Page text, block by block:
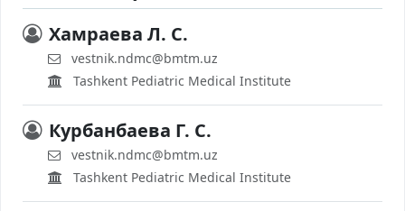
Хамраева Л. С.
vestnik.ndmc@bmtm.uz
Tashkent Pediatric Medical Institute
Курбанбаева Г. С.
vestnik.ndmc@bmtm.uz
Tashkent Pediatric Medical Institute